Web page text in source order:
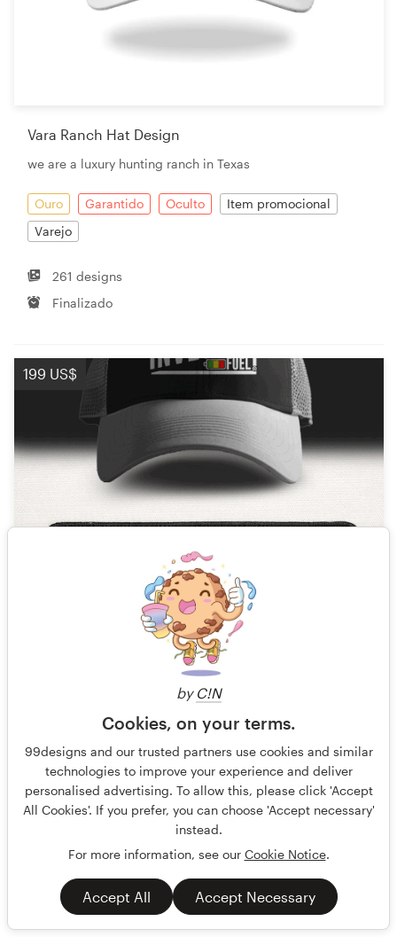
by C!N
Cookies, on your terms.
99designs and our trusted partners use cookies and similar
technologies to improve your experience and deliver
personalised advertising. To allow this, please click 'Accept
All Cookies'. If you prefer, you can choose 'Accept necessary'
instead.
For more information, see our Cookie Notice.
Accept All Accept Necessary
Vara Ranch Hat Design
we are a luxury hunting ranch in Texas
Ouro Garantido Oculto
Item promocional
Varejo
261 designs
Finalizado
199 US$
Hat Deisign
We're a community of real estate investing professionals
(Entrepreneurs)
254 designs
Finalizado